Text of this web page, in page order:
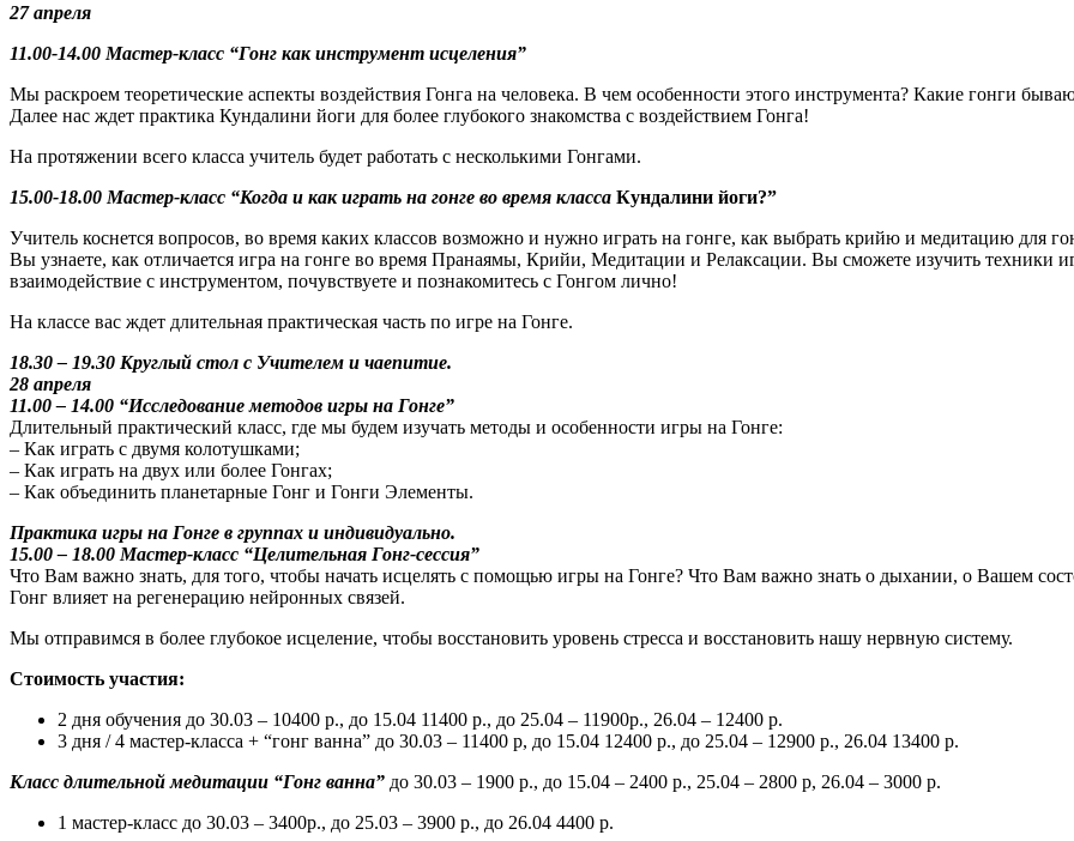
27 апреля
11.00-14.00 Мастер-класс “Гонг как инструмент исцеления”
Мы раскроем теоретические аспекты воздействия Гонга на человека. В чем особенности этого инструмента? Какие гонги
Далее нас ждет практика Кундалини йоги для более глубокого знакомства с воздействием Гонга!
На протяжении всего класса учитель будет работать с несколькими Гонгами.
15.00-18.00 Мастер-класс “Когда и как играть на гонге во время класса Кундалини йоги?”
Учитель коснется вопросов, во время каких классов возможно и нужно играть на гонге, как выбрать крийю и медитацию для
Вы узнаете, как отличается игра на гонге во время Пранаямы, Крийи, Медитации и Релаксации. Вы сможете изучить техники
взаимодействие с инструментом, почувствуете и познакомитесь с Гонгом лично!
На классе вас ждет длительная практическая часть по игре на Гонге.
18.30 – 19.30 Круглый стол с Учителем и чаепитие.
28 апреля
11.00 – 14.00 “Исследование методов игры на Гонге”
Длительный практический класс, где мы будем изучать методы и особенности игры на Гонге:
– Как играть с двумя колотушками;
– Как играть на двух или более Гонгах;
– Как объединить планетарные Гонг и Гонги Элементы.
Практика игры на Гонге в группах и индивидуально.
15.00 – 18.00 Мастер-класс “Целительная Гонг-сессия”
Что Вам важно знать, для того, чтобы начать исцелять с помощью игры на Гонге? Что Вам важно знать о дыхании, о Вашем
Гонг влияет на регенерацию нейронных связей.
Мы отправимся в более глубокое исцеление, чтобы восстановить уровень стресса и восстановить нашу нервную систему.
Стоимость участия:
2 дня обучения до 30.03 – 10400 р., до 15.04 11400 р., до 25.04 – 11900р., 26.04 – 12400 р.
3 дня / 4 мастер-класса + “гонг ванна” до 30.03 – 11400 р, до 15.04 12400 р., до 25.04 – 12900 р., 26.04 13400 р.
Класс длительной медитации “Гонг ванна” до 30.03 – 1900 р., до 15.04 – 2400 р., 25.04 – 2800 р, 26.04 – 3000 р.
1 мастер-класс до 30.03 – 3400р., до 25.03 – 3900 р., до 26.04 4400 р.